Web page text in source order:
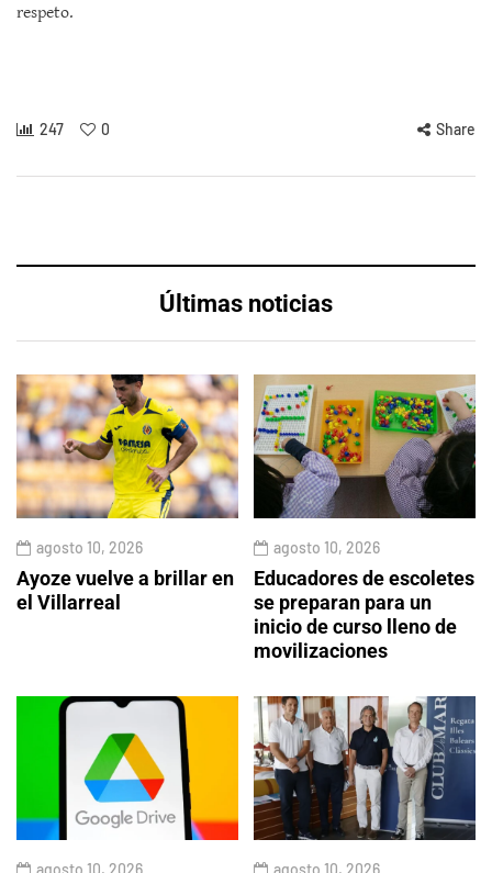
respeto.
247 0 Share
Últimas noticias
agosto 10, 2026
Ayoze vuelve a brillar en
el Villarreal
agosto 10, 2026
Educadores de escoletes
se preparan para un
inicio de curso lleno de
movilizaciones
agosto 10, 2026 agosto 10, 2026